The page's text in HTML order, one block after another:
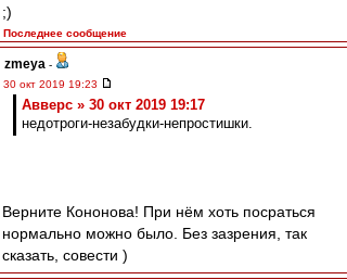
;)
Последнее сообщение
zmeya -
30 окт 2019 19:23
Авверс » 30 окт 2019 19:17
недотроги-незабудки-непростишки.
Верните Кононова! При нём хоть посраться
нормально можно было. Без зазрения, так
сказать, совести )